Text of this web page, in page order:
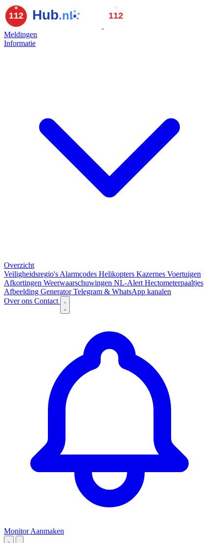
Meldingen
Informatie
Overzicht
Veiligheidsregio's Alarmcodes Helikopters Kazernes Voertuigen
Afkortingen Weerwaarschuwingen NL-Alert Hectometerpaaltjes
Afbeelding GeneratorTelegram & WhatsApp kanalen
Over ons Contact
Monitor Aanmaken